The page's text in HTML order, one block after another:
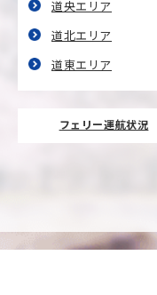
道央エリア
道北エリア
道東エリア
フェリー運航状況